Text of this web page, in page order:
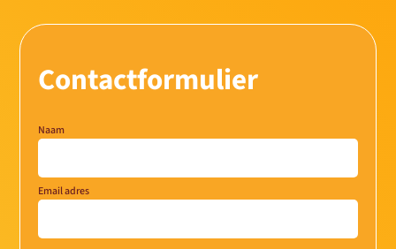
Contactformulier
Naam
Email adres